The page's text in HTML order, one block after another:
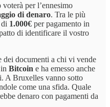
per l’ennesimo
di denaro. Tra le più
1.000€ per pagamento in
di identificare il vostro
dei documenti a chi vi vende
Bitcoin e ha emesso anche
A Bruxelles vanno sotto
come una sfida. Quale
denaro con pagamenti da